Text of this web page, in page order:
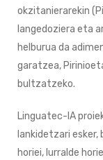
okzitanierarekin
langedoziera eta
helburua da
garatzea,
bultzatzeko.
Linguatec-IA
lankidetzari
horiei, lurralde